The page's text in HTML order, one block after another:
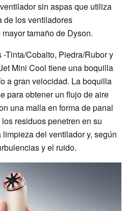
sin aspas que utiliza
de los ventiladores
tamaño de Dyson.
Tinta/Cobalto, Piedra/Rubor y
Mini Cool tiene una boquilla
a gran velocidad. La boquilla
para obtener un flujo de aire
una malla en forma de panal
residuos penetren en su
del ventilador y, según
y el ruido.